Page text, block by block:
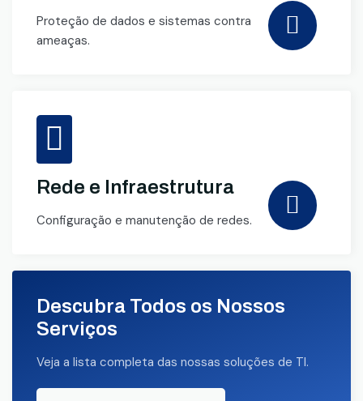
Proteção de dados e sistemas contra
ameaças.
Rede e Infraestrutura
Configuração e manutenção de redes.
Descubra Todos os Nossos
Serviços
Veja a lista completa das nossas soluções de TI.